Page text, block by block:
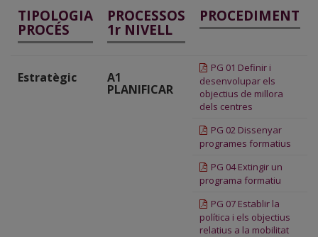
TIPOLOGIA
PROCÉS
PROCESSOS
1r NIVELL
PROCEDIMENT
Estratègic A1
PLANIFICAR
PG 01 Definir i
desenvolupar els
objectius de millora
dels centres
PG 02 Dissenyar
programes formatius
PG 04 Extingir un
programa formatiu
PG 07 Establir la
política i els objectius
relatius a la mobilitat